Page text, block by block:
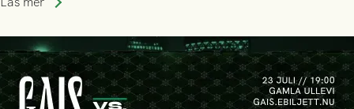
seger! Matchfoto: Mikael Josefsson & Lasse Ekström